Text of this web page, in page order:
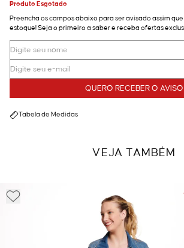
Produto Esgotado
Preencha os campos abaixo para ser avisado assim
estoque! Seja o primeiro a saber e receba ofertas
QUERO RECEBER O AVISO
Tabela de Medidas
VEJA TAMBÉM